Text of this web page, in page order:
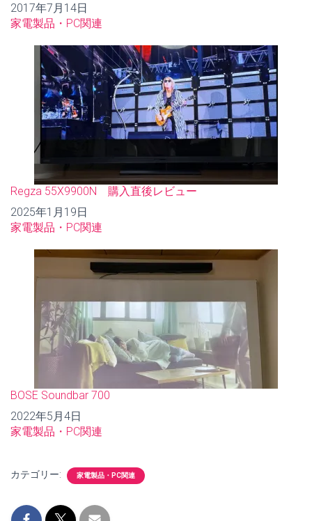
日付
2017年7月14日
関連理由
家電製品・PC関連
Regza 55X9900N 購入直後レビュー
日付
2025年1月19日
関連理由
家電製品・PC関連
BOSE Soundbar 700
日付
2022年5月4日
関連理由
家電製品・PC関連
カテゴリー: 家電製品・PC関連